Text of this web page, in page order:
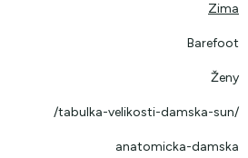
Zima
Barefoot
Ženy
/tabulka-velikosti-damska-sun/
anatomicka-damska